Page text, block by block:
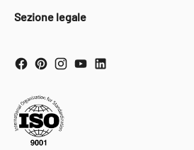
Sezione legale